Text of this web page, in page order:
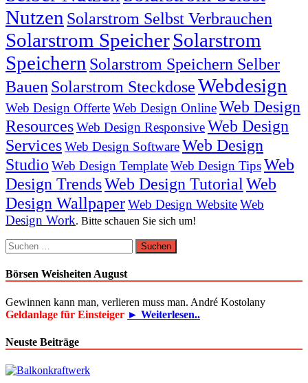
Nutzen Solarstrom Selbst Verbrauchen
Solarstrom SpeicherSolarstrom
Speichern Solarstrom Speichern Selber
Bauen Solarstrom SteckdoseWebdesign
Web Design OfferteWeb Design OnlineWeb Design
ResourcesWeb Design ResponsiveWeb Design
ServicesWeb Design SoftwareWeb Design
Studio Web Design TemplateWeb Design TipsWeb
Design TrendsWeb Design Tutorial Web
Design WallpaperWeb Design WebsiteWeb
Design Work. Bitte schauen Sie sich um!
Suchen
nach:
Börsen Weisheiten August
Gewinnen kann man, verlieren muss man. André Kostolany
Geldanlage für Einsteiger ► Weiterlesen..
Neuste Beiträge